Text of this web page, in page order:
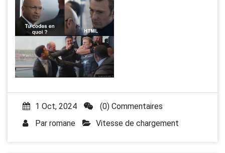
1 Oct, 2024
(0) Commentaires
Par romane Vitesse de chargement